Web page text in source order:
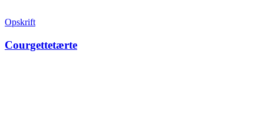
Opskrift
Courgettetærte